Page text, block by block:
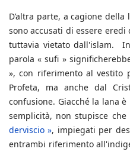
D’altra parte, a cagione
sono accusati di essere
tuttavia vietato dall'islam.
parola « sufi »
», con riferimento al vestito
Profeta, ma anche dal
confusione. Giacché la lana
semplicità, non stupisce
derviscio », impiegati per
entrambi riferimento